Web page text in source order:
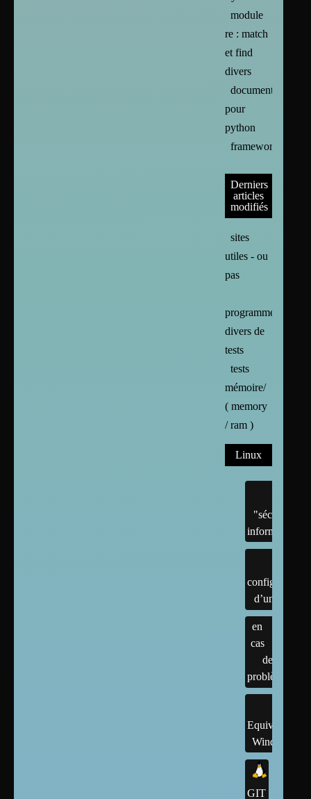
module
re : match
et find
divers
documentation
pour
python
frameworks
Derniers
articles
modifiés
sites
utiles - ou
pas
programmes
divers de
tests
tests
mémoire/
( memory
/ ram )
Linux
"sécurité"
informatique
configuration
d’un linux
en
cas
de
problème
Equivalents
Windows
GIT